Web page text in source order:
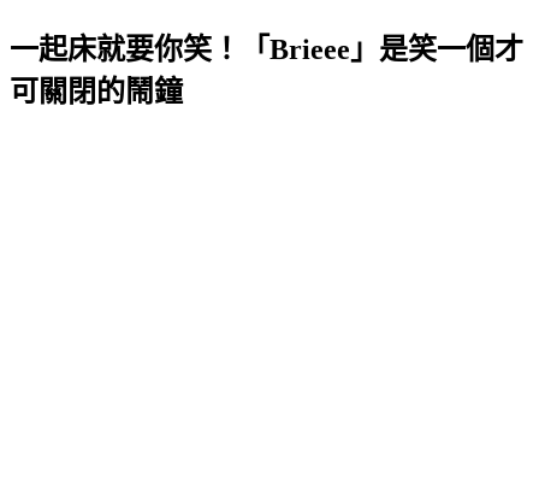
一起床就要你笑！「Brieee」是笑一個才
可關閉的鬧鐘